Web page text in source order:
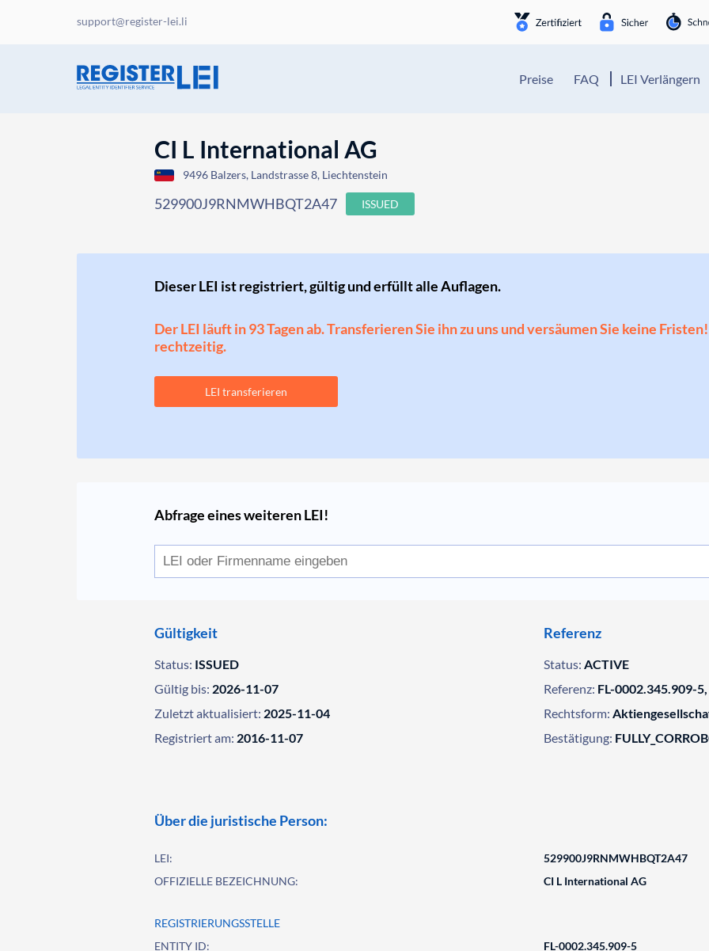
support@register-lei.li
Preise FAQ LEI Verlängern
CI L International AG
9496 Balzers, Landstrasse 8, Liechtenstein
529900J9RNMWHBQT2A47 ISSUED
Dieser LEI ist registriert, gültig und erfüllt alle Auflagen.
Der LEI läuft in 93 Tagen ab. Transferieren Sie ihn zu uns und versäumen Sie keine
rechtzeitig.
LEI transferieren
Abfrage eines weiteren LEI!
Gültigkeit
Status: ISSUED
Gültig bis: 2026-11-07
Zuletzt aktualisiert: 2025-11-04
Registriert am: 2016-11-07
Referenz
Status: ACTIVE
Referenz: FL-0002.345.909-
Rechtsform:
Bestätigung:
Über die juristische Person:
LEI:
529900J9RNMWHBQT2A47
OFFIZIELLE BEZEICHNUNG:
CI L International AG
REGISTRIERUNGSSTELLE
ENTITY ID:
FL-0002.345.909-5